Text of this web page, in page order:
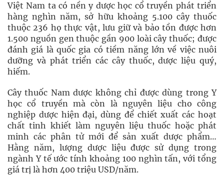
Việt Nam ta có nền y dược học cổ truyền phát triển
hàng nghìn năm, sở hữu khoảng 5.100 cây thuốc
thuộc 236 họ thực vật, lưu giữ và bảo tồn được hơn
1.500 nguồn gen thuộc gần 900 loài cây thuốc; được
đánh giá là quốc gia có tiềm năng lớn về việc nuôi
dưỡng và phát triển các cây thuốc, dược liệu quý,
hiếm.
Cây thuốc Nam dược không chỉ được dùng trong Y
học cổ truyền mà còn là nguyên liệu cho công
nghiệp dược hiện đại, dùng để chiết xuất các hoạt
chất tinh khiết làm nguyên liệu thuốc hoặc phát
minh các phân tử mới để sản xuất dược phẩm…
Hằng năm, lượng dược liệu được sử dụng trong
ngành Y tế ước tính khoảng 100 nghìn tấn, với tổng
giá trị là hơn 400 triệu USD/năm.